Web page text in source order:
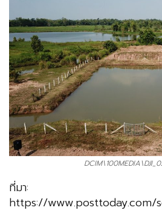
ที่มา:
https://www.posttoday.com/